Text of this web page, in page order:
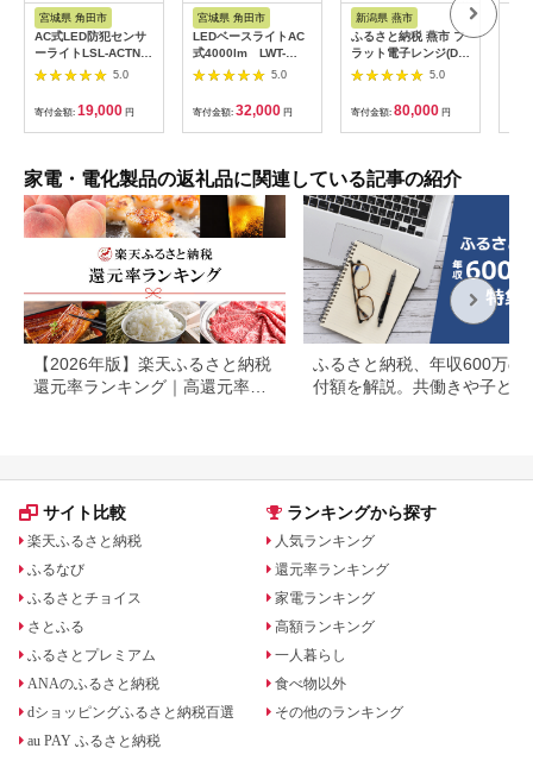
ス
宮城県 角田市
AC式LED防犯センサ
ーライトLSL-ACTN-
1200
5.0
寄付金額: 19,000 円
ス
宮城県 角田市
LEDベースライトAC
式4000lm LWT-
4000BA
5.0
寄付金額: 32,000 円
納税
新潟県 燕市
ふるさと納税 燕市 フ
ラット電子レンジ(DR-
LD20W)
5.0
寄付金額: 80,000 円
家電・電化製品の返礼品に関連している記事の紹介
【2026年版】楽天ふるさと納税
還元率ランキング｜高還元率返
ふるさと納税、年収600万の
付額を解説。共働きや子ども
サイト比較
楽天ふるさと納税
ふるなび
ふるさとチョイス
さとふる
ふるさとプレミアム
ANAのふるさと納税
dショッピングふるさと納税百選
au PAY ふるさと納税
ランキングから探す
人気ランキング
還元率ランキング
家電ランキング
高額ランキング
一人暮らし
食べ物以外
その他のランキング